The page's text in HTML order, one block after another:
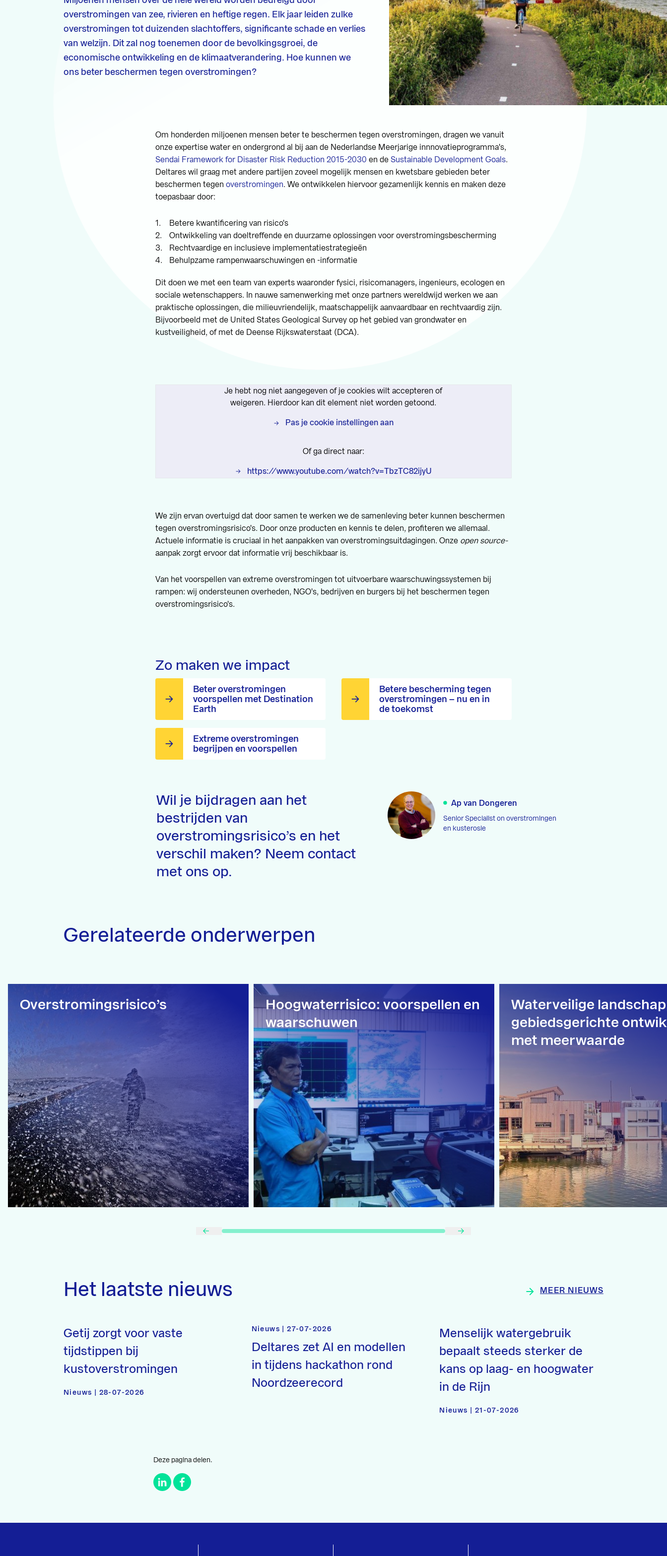
overstromingen van zee, rivieren en heftige regen. Elk jaar leiden zulke
overstromingen tot duizenden slachtoffers, significante schade en verlies
van welzijn. Dit zal nog toenemen door de bevolkingsgroei, de
economische ontwikkeling en de klimaatverandering. Hoe kunnen we
ons beter beschermen tegen overstromingen?
Om honderden miljoenen mensen beter te beschermen tegen overstromingen, dragen we vanuit
onze expertise water en ondergrond al bij aan de Nederlandse Meerjarige innnovatieprogramma's,
Sendai Framework for Disaster Risk Reduction 2015-2030 en deSustainable Development Goals.
Deltares wil graag met andere partijen zoveel mogelijk mensen en kwetsbare gebieden beter
beschermen tegenoverstromingen. We ontwikkelen hiervoor gezamenlijk kennis en maken deze
toepasbaar door:
Betere kwantificering van risico's
Ontwikkeling van doeltreffende en duurzame oplossingen voor overstromingsbescherming
Rechtvaardige en inclusieve implementatiestrategieën
Behulpzame rampenwaarschuwingen en -informatie
Dit doen we met een team van experts waaronder fysici, risicomanagers, ingenieurs, ecologen en
sociale wetenschappers. In nauwe samenwerking met onze partners wereldwijd werken we aan
praktische oplossingen, die milieuvriendelijk, maatschappelijk aanvaardbaar en rechtvaardig zijn.
Bijvoorbeeld met de United States Geological Survey op het gebied van grondwater en
kustveiligheid, of met de Deense Rijkswaterstaat (DCA).
Je hebt nog niet aangegeven of je cookies wilt accepteren of
weigeren. Hierdoor kan dit element niet worden getoond.
Pas je cookie instellingen aan
Of ga direct naar:
https://www.youtube.com/watch?v=TbzTC82ijyU
We zijn ervan overtuigd dat door samen te werken we de samenleving beter kunnen beschermen
tegen overstromingsrisico's. Door onze producten en kennis te delen, profiteren we allemaal.
Actuele informatie is cruciaal in het aanpakken van overstromingsuitdagingen. Onze open source-
aanpak zorgt ervoor dat informatie vrij beschikbaar is.
Van het voorspellen van extreme overstromingen tot uitvoerbare waarschuwingssystemen bij
rampen: wij ondersteunen overheden, NGO's, bedrijven en burgers bij het beschermen tegen
overstromingsrisico's.
Zo maken we impact
Beter overstromingen
voorspellen met Destination
Earth
Betere bescherming tegen
overstromingen – nu en in
de toekomst
Extreme overstromingen
begrijpen en voorspellen
Wil je bijdragen aan het
bestrijden van
overstromingsrisico’s en het
verschil maken? Neem contact
met ons op.
Ap van Dongeren
Senior Specialist on overstromingen
en kusterosie
Gerelateerde onderwerpen
Overstromingsrisico’s
Hoogwaterrisico: voorspellen en
waarschuwen
Waterveilige
gebiedsgerichte
met meerwaarde
Het laatste nieuws MEER NIEUWS
Getij zorgt voor vaste
tijdstippen bij
kustoverstromingen
Nieuws | 28-07-2026
Nieuws | 27-07-2026
Deltares zet AI en modellen
in tijdens hackathon rond
Noordzeerecord
Menselijk watergebruik
bepaalt steeds sterker de
kans op laag- en hoogwater
in de Rijn
Nieuws | 21-07-2026
Deze pagina delen.